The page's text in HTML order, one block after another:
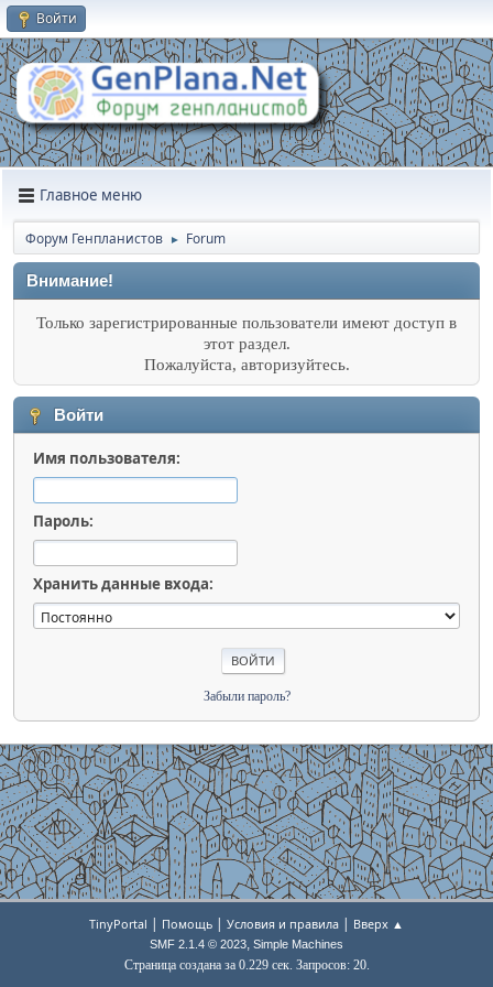
Войти
Главное меню
Форум Генпланистов ► Forum
Внимание!
Только зарегистрированные пользователи имеют доступ в
этот раздел.
Пожалуйста, авторизуйтесь.
Войти
Имя пользователя:
Пароль:
Хранить данные входа:
Забыли пароль?
TinyPortal | Помощь | Условия и правила | Вверх ▲
SMF 2.1.4 © 2023, Simple Machines
Страница создана за 0.229 сек. Запросов: 20.